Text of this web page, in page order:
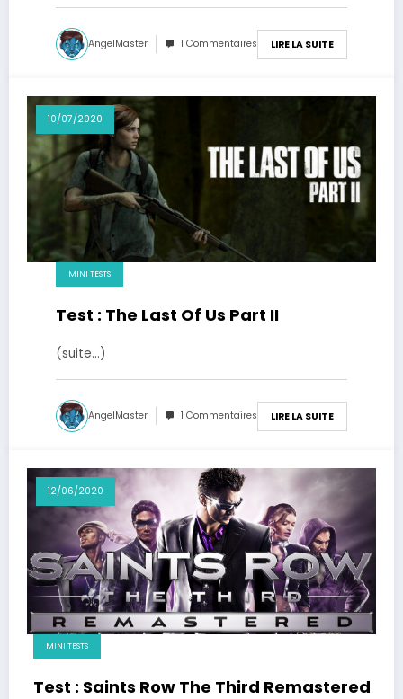
AngelMaster 1 Commentaires LIRE LA SUITE
10/07/2020
MINI TESTS
Test : The Last Of Us Part II
(suite…)
AngelMaster 1 Commentaires LIRE LA SUITE
12/06/2020
MINI TESTS
Test : Saints Row The Third Remastered